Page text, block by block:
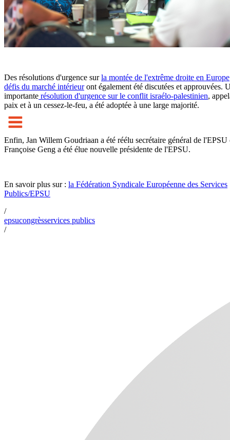
Des résolutions d'urgence surla montée de l'extrême droite en Europe
défis du marché intérieuront également été discutées et approuvées.
importante résolution d'urgence sur le conflit israélo-palestinien,
paix et à un cessez-le-feu, a été adoptée à une large majorité.
Enfin, Jan Willem Goudriaan a été réélu secrétaire général de l'EPSU
Françoise Geng a été élue nouvelle présidente de l'EPSU.
En savoir plus sur : la Fédération Syndicale Européenne des Services
Publics/EPSU
/
epsucongrèsservices publics
/